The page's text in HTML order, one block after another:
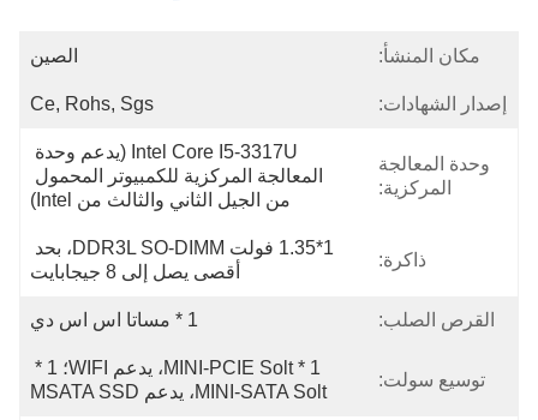
مكان المنشأ: الصين
إصدار الشهادات: Ce, Rohs, Sgs
وحدة المعالجة
المركزية:
Intel Core I5-3317U (يدعم وحدة
من الجيل الثاني والثالث من Intel)
ذاكرة:
1*1.35 فولت DDR3L SO-DIMM، بحد
أقصى يصل إلى 8 جيجابايت
القرص الصلب: 1 * مساتا اس اس دي
توسيع سولت:
1 * MINI-PCIE Solt، يدعم WIFI؛ 1 *
MINI-SATA Solt، يدعم MSATA SSD